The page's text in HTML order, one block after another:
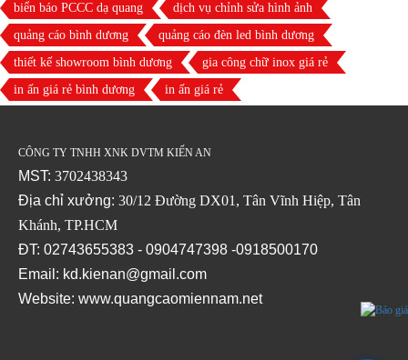
biển báo PCCC dạ quang
dịch vụ chỉnh sửa hình ảnh
quảng cáo bình dương
quảng cáo đèn led bình dương
thiết kế showroom bình dương
gia công chữ inox giá rẻ
in ấn giá rẻ bình dương
in ấn giá rẻ
CÔNG TY TNHH XNK DVTM KIẾN AN
MST: 3702438343
Địa chỉ xưởng: 30/12 Đường DX01, Tân Vĩnh Hiệp, Tân
Khánh, TP.HCM
ĐT: 02743655383 - 0904747398 -0918500170
Email: kd.kienan@gmail.com
Website: www.quangcaomiennam.net